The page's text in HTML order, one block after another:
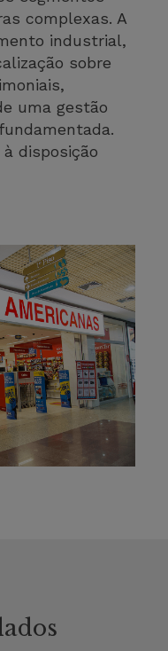
complexas. A
industrial,
sobre
uma gestão
disposição